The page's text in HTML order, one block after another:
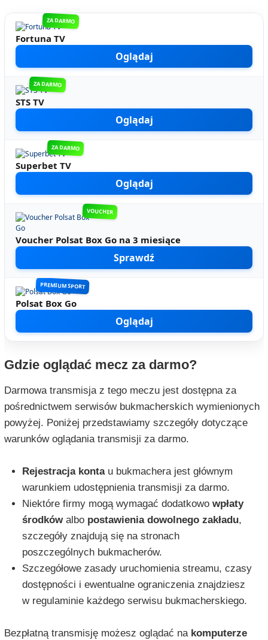
ZA DARMO
Fortuna TV
Oglądaj
ZA DARMO
STS TV
Oglądaj
ZA DARMO
Superbet TV
Oglądaj
VOUCHER
Voucher Polsat Box Go na 3 miesiące
Sprawdź
PREMIUM SPORT
Polsat Box Go
Oglądaj
Gdzie oglądać mecz za darmo?
Darmowa transmisja z tego meczu jest dostępna za
pośrednictwem serwisów bukmacherskich wymienionych
powyżej. Poniżej przedstawiamy szczegóły dotyczące
warunków oglądania transmisji za darmo.
Rejestracja kontau bukmachera jest głównym
warunkiem udostępnienia transmisji za darmo.
Niektóre firmy mogą wymagać dodatkowo wpłaty
środkówalbo postawienia dowolnego zakładu,
szczegóły znajdują się na stronach
poszczególnych bukmacherów.
Szczegółowe zasady uruchomienia streamu, czasy
dostępności i ewentualne ograniczenia znajdziesz
w regulaminie każdego serwisu bukmacherskiego.
Bezpłatną transmisję możesz oglądać na komputerze